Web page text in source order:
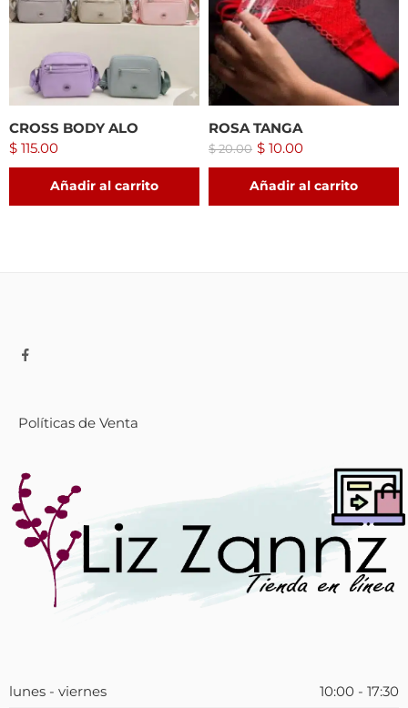
CROSS BODY ALO
$ 115.00
Añadir al carrito
ROSA TANGA
$20.00 $ 10.00
Añadir al carrito
Políticas de Venta
lunes - viernes
10:00 - 17:30